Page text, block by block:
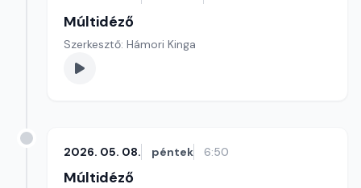
Múltidéző
Szerkesztő: Hámori Kinga
2026. 05. 08. péntek 6:50
Múltidéző